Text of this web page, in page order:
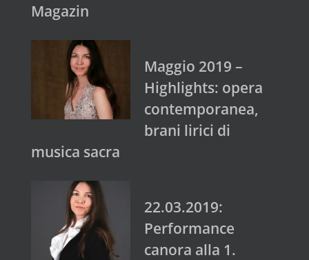
Magazin
Maggio 2019 –
Highlights: opera
contemporanea,
brani lirici di
musica sacra
22.03.2019:
Performance
canora alla 1.